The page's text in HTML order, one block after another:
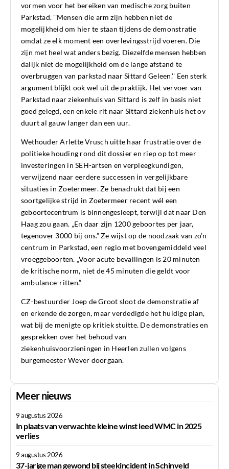
vormen voor het bereiken van medische zorg buiten
Parkstad. ''Mensen die arm zijn hebben niet de
mogelijkheid om hier te staan tijdens de demonstratie
omdat ze elk moment een overlevingsstrijd voeren. Die
zijn met heel wat anders bezig. Diezelfde mensen hebben
dalijk niet de mogelijkheid om de lange afstand te
overbruggen van parkstad naar Sittard Geleen.'' Een sterk
argument blijkt ook wel uit de praktijk. Het vervoer van
Parkstad naar ziekenhuis van Sittard is zelf in basis niet
goed gelegd, een enkele rit naar Sittard ziekenhuis het ov
duurt al gauw langer dan een uur.
Wethouder Arlette Vrusch uitte haar frustratie over de
politieke houding rond dit dossier en riep op tot meer
investeringen in SEH-artsen en verpleegkundigen,
verwijzend naar eerdere successen in vergelijkbare
situaties in Zoetermeer. Ze benadrukt dat bij een
soortgelijke strijd in Zoetermeer recent wél een
geboortecentrum is binnengesleept, terwijl dat naar Den
Haag zou gaan. „En daar zijn 1200 geboortes per jaar,
tegenover 3000 bij ons.” Ze wijst op de noodzaak van zo’n
centrum in Parkstad, een regio met bovengemiddeld veel
vroeggeboorten. „Voor acute bevallingen is 20 minuten
de kritische norm, niet de 45 minuten die geldt voor
ambulance-ritten.”
CZ-bestuurder Joep de Groot sloot de demonstratie af
en erkende de zorgen, maar verdedigde het huidige plan,
wat bij de menigte op kritiek stuitte. De demonstraties en
gesprekken over het behoud van
ziekenhuisvoorzieningen in Heerlen zullen volgens
burgemeester Wever doorgaan.
Meer nieuws
9 augustus 2026
In plaats van verwachte kleine winst leed WMC in 2025
verlies
9 augustus 2026
37-jarige man gewond bij steekincident in Schinveld